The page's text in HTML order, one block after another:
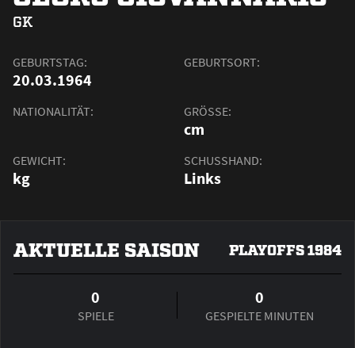
GK
GEBURTSTAG:
20.03.1964
GEBURTSORT:
NATIONALITÄT: GRÖSSE:
cm
GEWICHT:
kg
SCHUSSHAND:
Links
AKTUELLE SAISON PLAYOFFS 1984
0
SPIELE
0
GESPIELTE MINUTEN